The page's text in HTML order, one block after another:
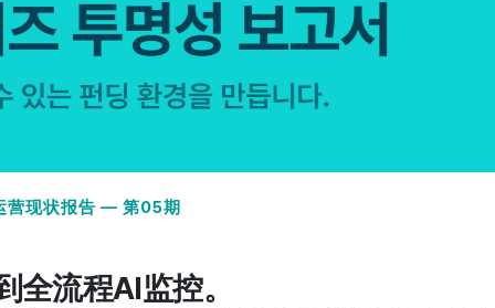
营现状报告 — 第05期
全流程AI监控。